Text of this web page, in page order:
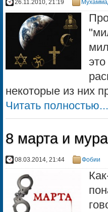
26.11.2010, 21:19
некоторые из них
Читать полностью...
8 марта и
08.03.2014, 21:44 Фобии